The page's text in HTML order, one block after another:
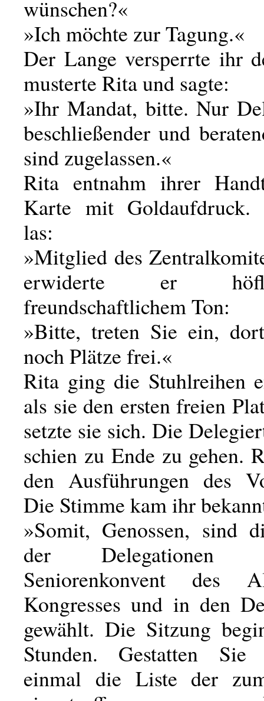
wünschen?«
»Ich möchte zur Tagung.«
Der Lange versperrte ihr
musterte Rita und sagte:
»Ihr Mandat, bitte. Nur
beschließender und
sind zugelassen.«
Rita entnahm ihrer
Karte mit Goldaufdruck.
las:
»Mitglied des
erwiderte er
freundschaftlichem Ton:
»Bitte, treten Sie ein,
noch Plätze frei.«
Rita ging die Stuhlreihen
als sie den ersten freien
setzte sie sich. Die
schien zu Ende zu gehen.
den Ausführungen des
Die Stimme kam ihr
»Somit, Genossen, sind
der
Seniorenkonvent des
Kongresses und in den
gewählt. Die Sitzung
Stunden. Gestatten
einmal die Liste der